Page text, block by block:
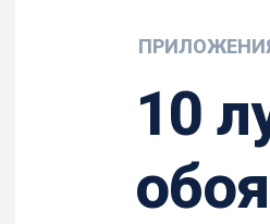
10